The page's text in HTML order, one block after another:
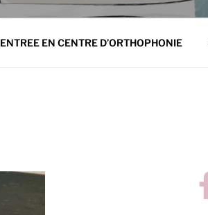
ENTREE EN CENTRE D’ORTHOPHONIE